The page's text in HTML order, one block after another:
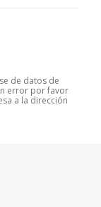
de datos de
error por favor
a la dirección